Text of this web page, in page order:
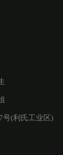
(利氏工业区)